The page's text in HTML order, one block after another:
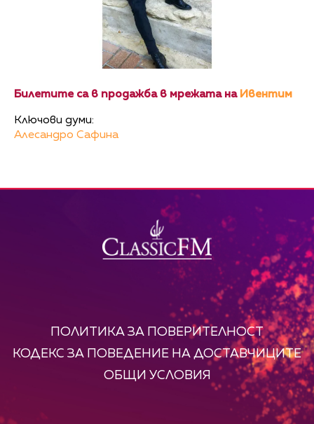
Билетите са в продажба в мрежата на Ивентим
Ключови думи:
Алесандро Сафина
ПОЛИТИКА ЗА ПОВЕРИТЕЛНОСТ
КОДЕКС ЗА ПОВЕДЕНИЕ НА ДОСТАВЧИЦИТЕ
ОБЩИ УСЛОВИЯ